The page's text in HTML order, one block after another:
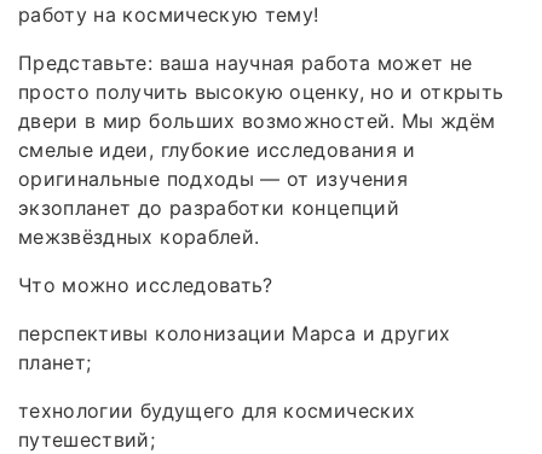
работу на космическую тему!
Представьте: ваша научная работа может не
просто получить высокую оценку, но и открыть
двери в мир больших возможностей. Мы ждём
смелые идеи, глубокие исследования и
оригинальные подходы — от изучения
экзопланет до разработки концепций
межзвёздных кораблей.
Что можно исследовать?
перспективы колонизации Марса и других
планет;
технологии будущего для космических
путешествий;